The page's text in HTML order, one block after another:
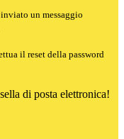
un messaggio
il reset della password
di posta elettronica!